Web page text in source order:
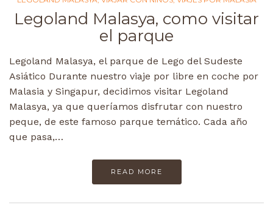
Legoland Malasya, como visitar
el parque
Legoland Malasya, el parque de Lego del Sudeste
Asiático Durante nuestro viaje por libre en coche por
Malasia y Singapur, decidimos visitar Legoland
Malasya, ya que queríamos disfrutar con nuestro
peque, de este famoso parque temático. Cada año
que pasa,…
READ MORE